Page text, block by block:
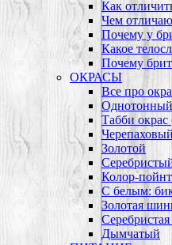
Как
Чем
Почему у
Какое
Почему
ОКРАСЫ
Все про
Табби
Черепаховый
Золотой
Колор-
С белым:
Золотая
Дымчатый